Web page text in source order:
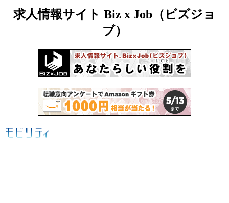
求人情報サイト Biz x Job（ビズジョ
ブ）